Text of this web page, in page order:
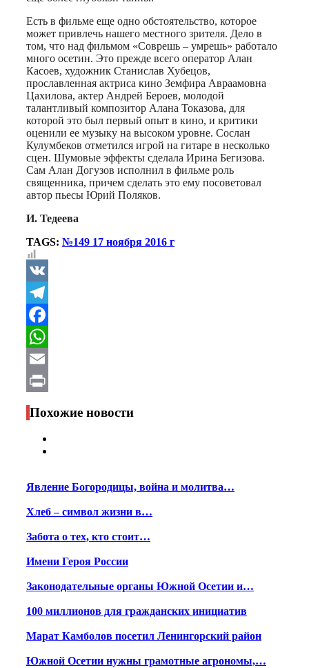
Есть в фильме еще одно обстоятельство, которое
может привлечь нашего местного зрителя. Дело в
том, что над фильмом «Соврешь – умрешь» работало
много осетин. Это прежде всего оператор Алан
Касоев, художник Станислав Хубецов,
прославленная актриса кино Земфира Авраамовна
Цахилова, актер Андрей Бероев, молодой
талантливый композитор Алана Токазова, для
которой это был первый опыт в кино, и критики
оценили ее музыку на высоком уровне. Сослан
Кулумбеков отметился игрой на гитаре в несколько
сцен. Шумовые эффекты сделала Ирина Бегизова.
Сам Алан Догузов исполнил в фильме роль
священника, причем сделать это ему посоветовал
автор пьесы Юрий Поляков.
И. Тедеева
TAGS: №149 17 ноября 2016 г
VK
Telegram
Facebook
WhatsApp
Email
Print
Похожие новости
Явление Богородицы, война и молитва…
Хлеб – символ жизни в…
Забота о тех, кто стоит…
Имени Героя России
Законодательные органы Южной Осетии и…
100 миллионов для гражданских инициатив
Марат Камболов посетил Ленингорский район
Южной Осетии нужны грамотные агрономы,…